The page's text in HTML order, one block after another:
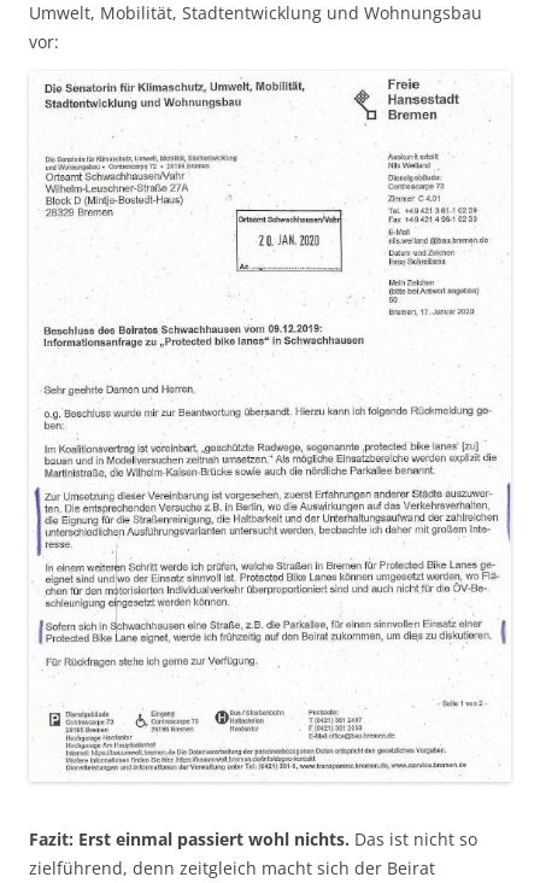
Umwelt, Mobilität, Stadtentwicklung und Wohnungsbau
vor:
Fazit: Erst einmal passiert wohl nichts. Das ist nicht so
zielführend, denn zeitgleich macht sich der Beirat